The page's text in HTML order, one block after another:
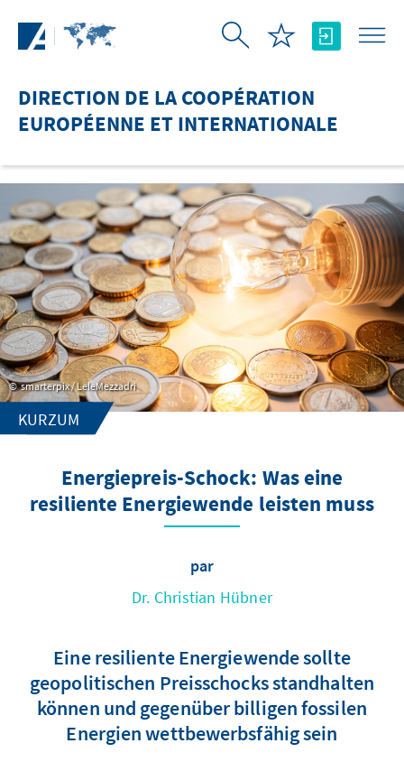
DIRECTION DE LA COOPÉRATION
EUROPÉENNE ET INTERNATIONALE
smarterpix / LeleMezzadri
KURZUM
Energiepreis-Schock: Was eine
resiliente Energiewende leisten muss
par
Dr. Christian Hübner
Eine resiliente Energiewende sollte
geopolitischen Preisschocks standhalten
können und gegenüber billigen fossilen
Energien wettbewerbsfähig sein